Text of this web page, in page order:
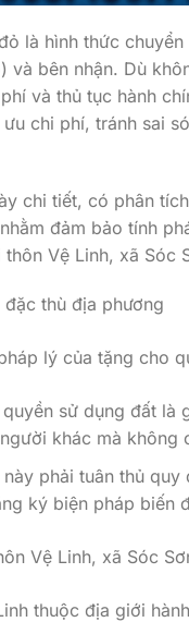
là hình thức
và bên nhận. Dù
và thủ tục hành
chi phí, tránh sai
chi tiết, có phân
đảm bảo tính
Vệ Linh, xã Sóc
thù địa phương
lý của tặng cho
sử dụng đất là
khác mà không
phải tuân thủ
ký biện pháp biến
Vệ Linh, xã Sóc
thuộc địa giới